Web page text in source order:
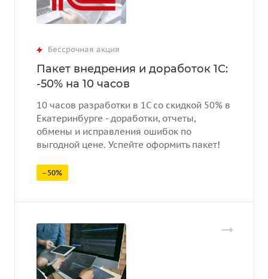
Бессрочная акция
Пакет внедрения и доработок 1С:
-50% на 10 часов
10 часов разработки в 1С со скидкой 50% в
Екатеринбурге - доработки, отчеты,
обмены и исправления ошибок по
выгодной цене. Успейте оформить пакет!
–50%